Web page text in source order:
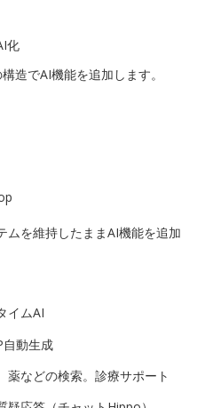
化
造でAI機能を追加します。
ムを維持したままAI機能を追加
イムAI
動生成
などの検索。診療サポート